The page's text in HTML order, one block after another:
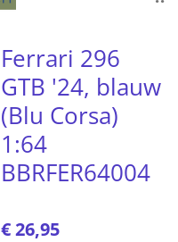
Ferrari 296
GTB '24, blauw
(Blu Corsa)
1:64
BBRFER64004
€ 26,95